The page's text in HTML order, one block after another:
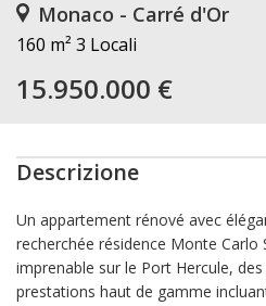
Monaco - Carré d'Or
160 m² 3 Locali
15.950.000 €
Descrizione
Un appartement rénové avec
recherchée résidence Monte Carlo
imprenable sur le Port Hercule,
prestations haut de gamme